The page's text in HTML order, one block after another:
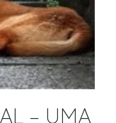
– UMA